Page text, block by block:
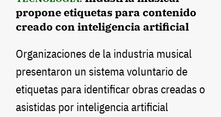
propone etiquetas para contenido
creado con inteligencia artificial
Organizaciones de la industria musical
presentaron un sistema voluntario de
etiquetas para identificar obras creadas o
asistidas por inteligencia artificial